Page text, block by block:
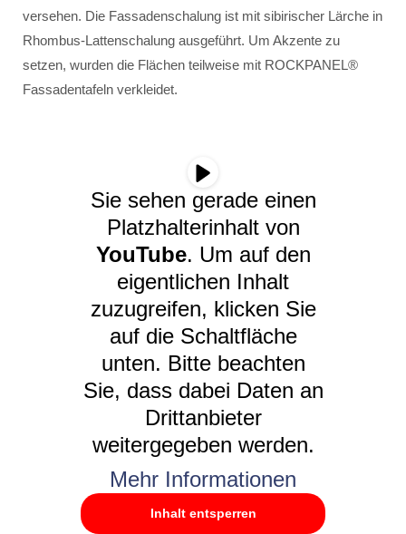
versehen. Die Fassadenschalung ist mit sibirischer Lärche in
Rhombus-Lattenschalung ausgeführt. Um Akzente zu
setzen, wurden die Flächen teilweise mit ROCKPANEL®
Fassadentafeln verkleidet.
Sie sehen gerade einen
Platzhalterinhalt von
YouTube. Um auf den
eigentlichen Inhalt
zuzugreifen, klicken Sie
auf die Schaltfläche
unten. Bitte beachten
Sie, dass dabei Daten an
Drittanbieter
weitergegeben werden.
Mehr Informationen
Inhalt entsperren